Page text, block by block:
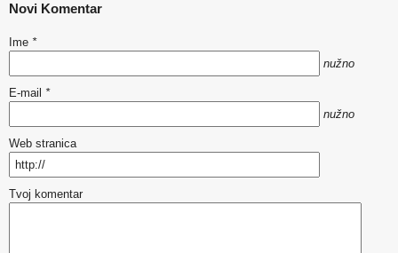
Novi Komentar
Ime *
nužno
E-mail *
nužno
Web stranica
Tvoj komentar